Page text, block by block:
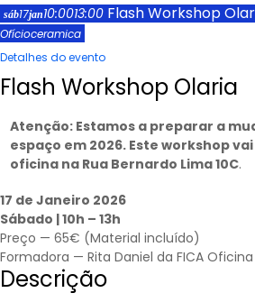
sáb17jan10:0013:00 Flash Workshop
Ofícioceramica
Detalhes do evento
Flash Workshop Olaria
Atenção: Estamos a preparar a
espaço em 2026. Este workshop
oficina na Rua Bernardo Lima 10C.
17 de Janeiro 2026
Sábado | 10h – 13h
Preço — 65€ (Material incluído)
Formadora — Rita Daniel da FICA
Descrição